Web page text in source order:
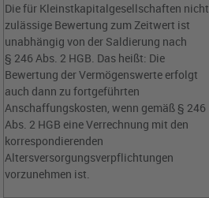
Die für Kleinstkapitalgesellschaften nicht
zulässige Bewertung zum Zeitwert ist
unabhängig von der Saldierung nach
§ 246 Abs. 2 HGB. Das heißt: Die
Bewertung der Vermögenswerte erfolgt
auch dann zu fortgeführten
Anschaffungskosten, wenn gemäß § 246
Abs. 2 HGB eine Verrechnung mit den
korrespondierenden
Altersversorgungsverpflichtungen
vorzunehmen ist.